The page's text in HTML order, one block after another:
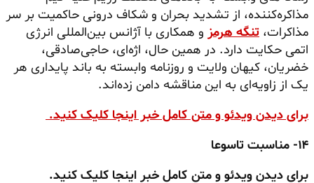
مذاکره‌کننده، از تشدید بحران و شکاف درونی حاکمیت بر سر
مذاکرات، تنگه هرمز و همکاری با آژانس بین‌المللی انرژی
اتمی حکایت دارد. در همین حال، اژه‌ای، حاجی‌صادقی،
خضریان، کیهان ولایت و روزنامه وابسته به باند پایداری هر
یک از زاویه‌ای به این مناقشه دامن زده‌اند.
برای دیدن ویدئو و متن کامل خبر اینجا کلیک کنید.
۱۴- مناسبت تاسوعا
برای دیدن ویدئو و متن کامل خبر اینجا کلیک کنید.